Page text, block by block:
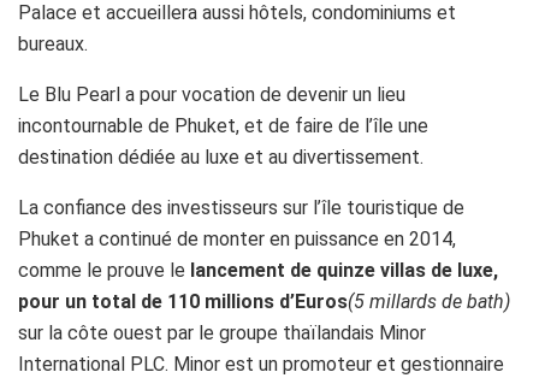
Palace et accueillera aussi hôtels, condominiums et
bureaux.
Le Blu Pearl a pour vocation de devenir un lieu
incontournable de Phuket, et de faire de l’île une
destination dédiée au luxe et au divertissement.
La confiance des investisseurs sur l’île touristique de
Phuket a continué de monter en puissance en 2014,
comme le prouve le lancement de quinze villas de luxe,
pour un total de 110 millions d’Euros(5 millards de bath)
sur la côte ouest par le groupe thaïlandais Minor
International PLC. Minor est un promoteur et gestionnaire